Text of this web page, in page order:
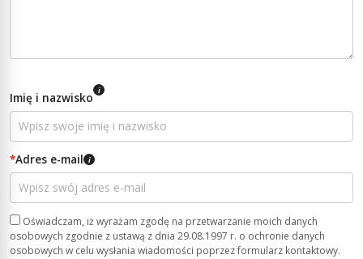
Imię i nazwisko i
*Adres e-mail i
Oświadczam, iż wyrażam zgodę na przetwarzanie moich danych
osobowych zgodnie z ustawą z dnia 29.08.1997 r. o ochronie danych
osobowych w celu wysłania wiadomości poprzez formularz kontaktowy.